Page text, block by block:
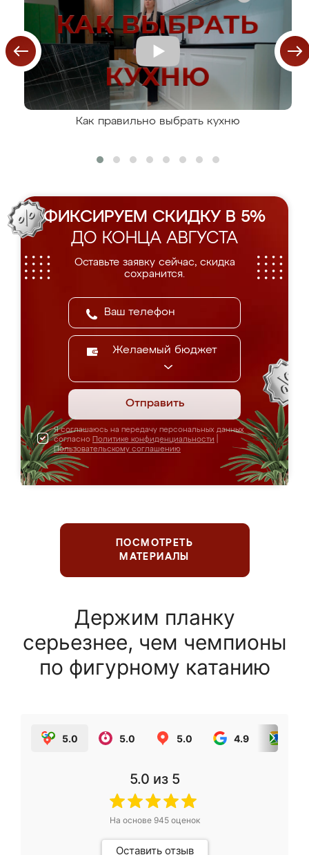
Как правильно выбрать кухню
ФИКСИРУЕМ СКИДКУ В 5%
ДО КОНЦА АВГУСТА
Оставьте заявку сейчас, скидка
сохранится.
Желаемый бюджет
Отправить
Я соглашаюсь на передачу персональных данных
согласно Политике конфиденциальности
Пользовательскому соглашению
ПОСМОТРЕТЬ
МАТЕРИАЛЫ
Держим планку
серьезнее, чем чемпионы
по фигурному катанию
5.0 5.0 5.0 4.9
5.0 из 5
На основе 945оценок
Оставить отзыв